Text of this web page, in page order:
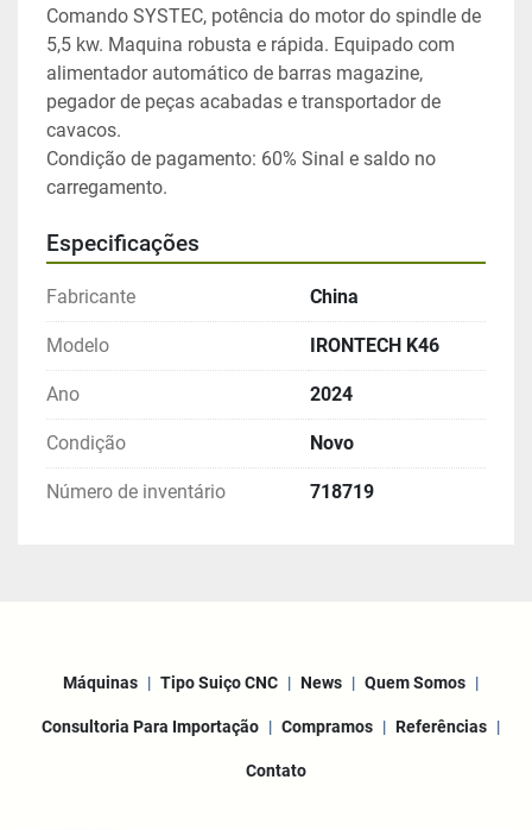
Comando SYSTEC, potência do motor do spindle de
5,5 kw. Maquina robusta e rápida. Equipado com
alimentador automático de barras magazine,
pegador de peças acabadas e transportador de
cavacos.
Condição de pagamento: 60% Sinal e saldo no
carregamento.
Especificações
Fabricante China
Modelo IRONTECH K46
Ano 2024
Condição Novo
Número de inventário 718719
Máquinas Tipo Suiço CNC News Quem Somos
Consultoria Para Importação Compramos Referências
Contato